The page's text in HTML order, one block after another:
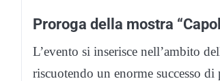
Proroga della mostra
L’evento si inserisce nell’ambito
riscuotendo un enorme successo